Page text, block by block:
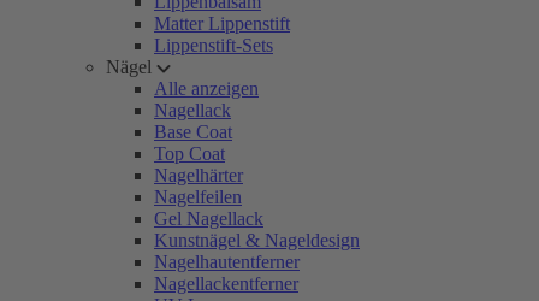
Matter Lippenstift
Lippenstift-Sets
Nägel
Alle anzeigen
Nagellack
Base Coat
Top Coat
Nagelhärter
Nagelfeilen
Gel Nagellack
Kunstnägel & Nageldesign
Nagelhautentferner
Nagellackentferner